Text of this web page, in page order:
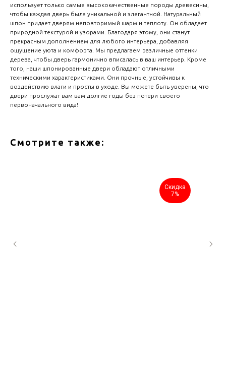
использует только самые высококачественные породы древесины,
чтобы каждая дверь была уникальной и элегантной. Натуральный
шпон придает дверям неповторимый шарм и теплоту. Он обладает
природной текстурой и узорами. Благодаря этому, они станут
прекрасным дополнением для любого интерьера, добавляя
ощущение уюта и комфорта. Мы предлагаем различные оттенки
дерева, чтобы дверь гармонично вписалась в ваш интерьер. Кроме
того, наши шпонированные двери обладают отличными
техническими характеристиками. Они прочные, устойчивы к
воздействию влаги и просты в уходе. Вы можете быть уверены, что
двери прослужат вам вам долгие годы без потери своего
первоначального вида!
Смотрите также:
Скидка
7%